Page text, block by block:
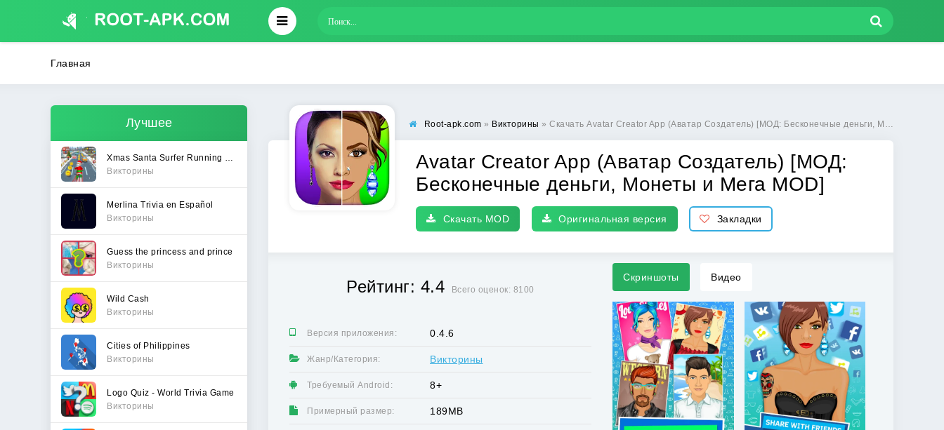
Главная
Лучшее
Викторины
Merlina Trivia en Español
Викторины
Guess the princess and prince
Викторины
Wild Cash
Викторины
Cities of Philippines
Викторины
Logo Quiz - World Trivia Game
Викторины
Root-apk.com » Викторины » Скачать Avatar Creator App (Аватар Создатель) [МОД: Бесконечные деньги, Монеты и Мега MOD] | Взлом Avatar Creator App на Андроид
Avatar Creator App (Аватар Создатель) [МОД:
Бесконечные деньги, Монеты и Мега MOD]
Скачать MOD Оригинальная версия Закладки
Рейтинг: 4.4 Всего оценок: 8100
Версия приложения: 0.4.6
Жанр/Категория: Викторины
Требуемый Android: 8+
Примерный размер: 189MB
Скриншоты Видео